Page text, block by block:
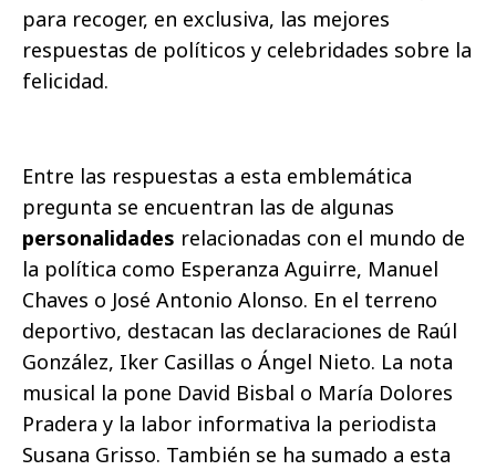
para recoger, en exclusiva, las mejores
respuestas de políticos y celebridades sobre la
felicidad.
Entre las respuestas a esta emblemática
pregunta se encuentran las de algunas
personalidades relacionadas con el mundo de
la política como Esperanza Aguirre, Manuel
Chaves o José Antonio Alonso. En el terreno
deportivo, destacan las declaraciones de Raúl
González, Iker Casillas o Ángel Nieto. La nota
musical la pone David Bisbal o María Dolores
Pradera y la labor informativa la periodista
Susana Grisso. También se ha sumado a esta